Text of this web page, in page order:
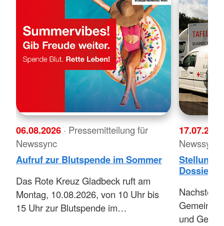
06.08.2026 · Pressemitteilung für
Newssync
Aufruf zur Blutspende im Sommer
Das Rote Kreuz Gladbeck ruft am
Montag, 10.08.2026, von 10 Uhr bis
15 Uhr zur Blutspende im…
Newssync
Dossier
und